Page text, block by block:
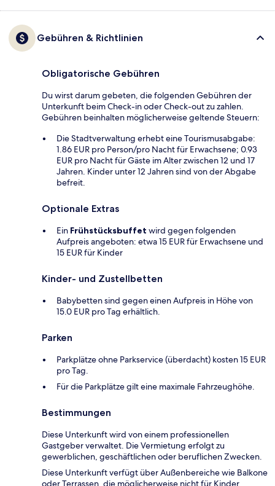
Gebühren & Richtlinien
Obligatorische Gebühren
Du wirst darum gebeten, die folgenden Gebühren der
Unterkunft beim Check-in oder Check-out zu zahlen.
Gebühren beinhalten möglicherweise geltende Steuern:
Die Stadtverwaltung erhebt eine Tourismusabgabe:
1.86 EUR pro Person/pro Nacht für Erwachsene; 0.93
EUR pro Nacht für Gäste im Alter zwischen 12 und 17
Jahren. Kinder unter 12 Jahren sind von der Abgabe
befreit.
Optionale Extras
Ein Frühstücksbuffet wird gegen folgenden
Aufpreis angeboten: etwa 15 EUR für Erwachsene und
15 EUR für Kinder
Kinder- und Zustellbetten
Babybetten sind gegen einen Aufpreis in Höhe von
15.0 EUR pro Tag erhältlich.
Parken
Parkplätze ohne Parkservice (überdacht) kosten 15 EUR
pro Tag.
Für die Parkplätze gilt eine maximale Fahrzeughöhe.
Bestimmungen
Diese Unterkunft wird von einem professionellen
Gastgeber verwaltet. Die Vermietung erfolgt zu
gewerblichen, geschäftlichen oder beruflichen Zwecken.
Diese Unterkunft verfügt über Außenbereiche wie Balkone
oder Terrassen, die möglicherweise nicht für Kinder